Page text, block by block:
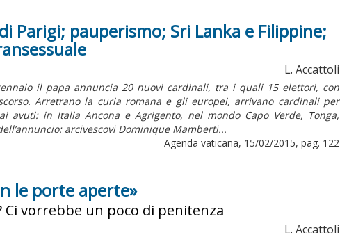
Parigi; pauperismo; Sri Lanka e Filippine;
L. Accattoli
il papa annuncia 20 nuovi cardinali, tra i quali 15 elettori, con
Arretrano la curia romana e gli europei, arrivano cardinali per
avuti: in Italia Ancona e Agrigento, nel mondo Capo Verde, Tonga,
arcivescovi Dominique Mamberti...
Agenda vaticana, 15/02/2015, pag. 122
le porte aperte»
Ci vorrebbe un poco di penitenza
L. Accattoli